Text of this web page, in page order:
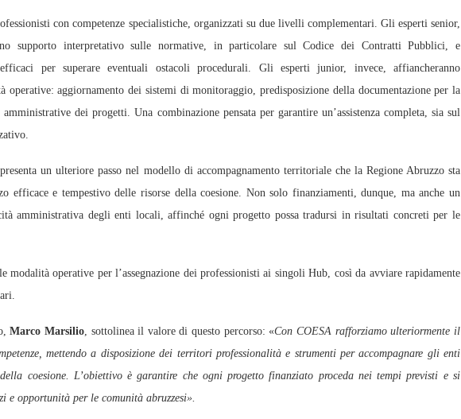
con competenze specialistiche, organizzati su due livelli complementari. Gli esperti senior,
supporto interpretativo sulle normative, in particolare sul Codice dei Contratti Pubblici, e
per superare eventuali ostacoli procedurali. Gli esperti junior, invece, affiancheranno
operative: aggiornamento dei sistemi di monitoraggio, predisposizione della documentazione per la
dei progetti. Una combinazione pensata per garantire un’assistenza completa, sia sul
un ulteriore passo nel modello di accompagnamento territoriale che la Regione Abruzzo sta
efficace e tempestivo delle risorse della coesione. Non solo finanziamenti, dunque, ma anche un
amministrativa degli enti locali, affinché ogni progetto possa tradursi in risultati concreti per le
modalità operative per l’assegnazione dei professionisti ai singoli Hub, così da avviare rapidamente
Marco Marsilio, sottolinea il valore di questo percorso: «Con COESA rafforziamo ulteriormente il
mettendo a disposizione dei territori professionalità e strumenti per accompagnare gli enti
coesione. L’obiettivo è garantire che ogni progetto finanziato proceda nei tempi previsti e si
e opportunità per le comunità abruzzesi».